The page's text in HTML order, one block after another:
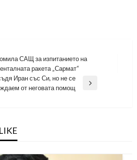
САЩ за изпитанието на
ракета „Сармат“
Иран със Си, но не се
от неговата помощ